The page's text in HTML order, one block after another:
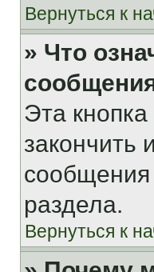
Вернуться к
» Что
Эта
закончить
сообщения
раздела.
Вернуться к